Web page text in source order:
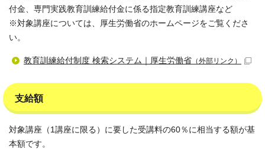
付金、専門実践教育訓練給付金に係る指定教育訓練講座など
※対象講座については、厚生労働省のホームページをご覧くださ
い。
教育訓練給付制度 検索システム｜厚生労働省 （外部リンク）
支給額
対象講座（1講座に限る）に要した受講料の60％に相当する額が基
本額です。